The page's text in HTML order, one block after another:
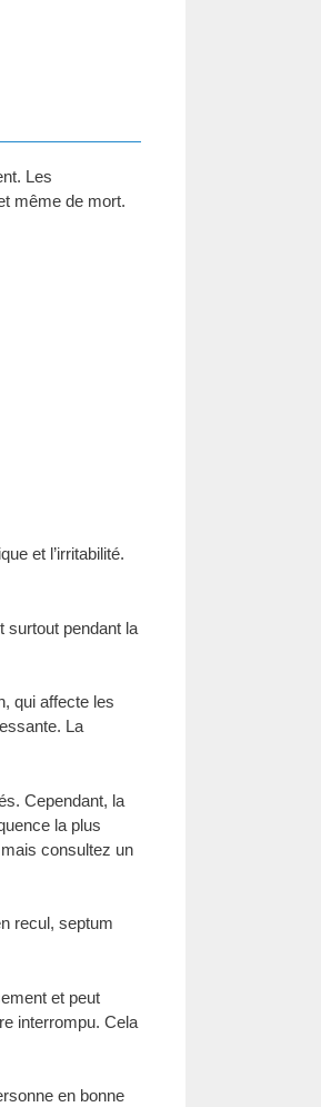
Les
même de mort.
et l’irritabilité.
surtout pendant la
qui affecte les
La
Cependant, la
la plus
consultez un
recul, septum
et peut
interrompu. Cela
en bonne